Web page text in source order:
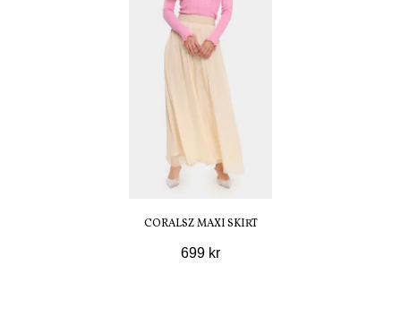
CORALSZ MAXI SKIRT
699 kr